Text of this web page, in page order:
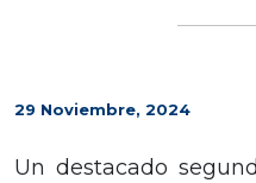
29 Noviembre, 2024
Un destacado